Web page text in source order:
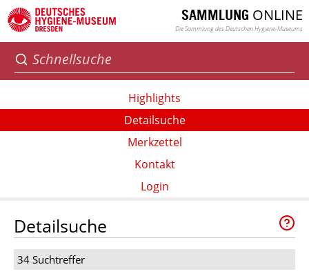
SAMMLUNG ONLINE
Die Sammlung des Deutschen Hygiene-Museums
Highlights
Detailsuche
Merkzettel
Kontakt
Login
Detailsuche
34 Suchtreffer